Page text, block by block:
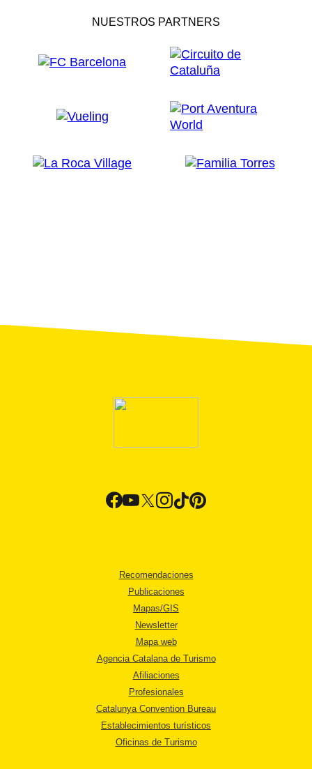
NUESTROS PARTNERS
Recomendaciones
Publicaciones
Mapas/GIS
Newsletter
Mapa web
Agencia Catalana de Turismo
Afiliaciones
Profesionales
Catalunya Convention Bureau
Establecimientos turísticos
Oficinas de Turismo